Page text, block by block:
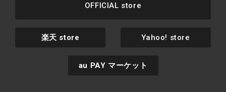
OFFICIAL store
楽天 store Yahoo! store
au PAY マーケット